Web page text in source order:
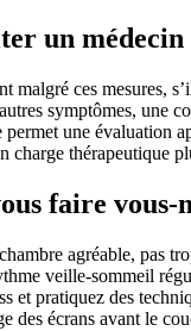
un médecin
malgré ces mesures,
symptômes, une
permet une évaluation
charge thérapeutique
faire
agréable, pas
veille‑sommeil
et pratiquez des
des écrans avant le